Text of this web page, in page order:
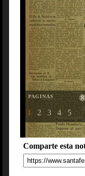
PAGINAS
1 2 3 4 5
Comparte esta